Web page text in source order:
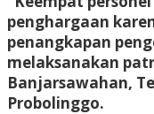
penghargaan
penangkapan
melaksanakan
Banjarsawahan,
Probolinggo.